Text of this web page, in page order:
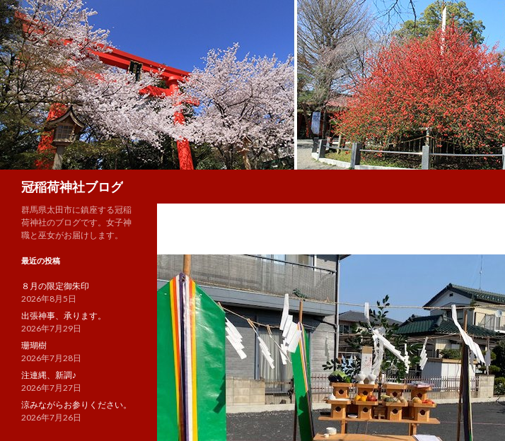
冠稲荷神社ブログ
群馬県太田市に鎮座する冠稲
荷神社のブログです。女子神
職と巫女がお届けします。
最近の投稿
８月の限定御朱印
2026年8月5日
出張神事、承ります。
2026年7月29日
珊瑚樹
2026年7月28日
注連縄、新調♪
2026年7月27日
涼みながらお参りください。
2026年7月26日